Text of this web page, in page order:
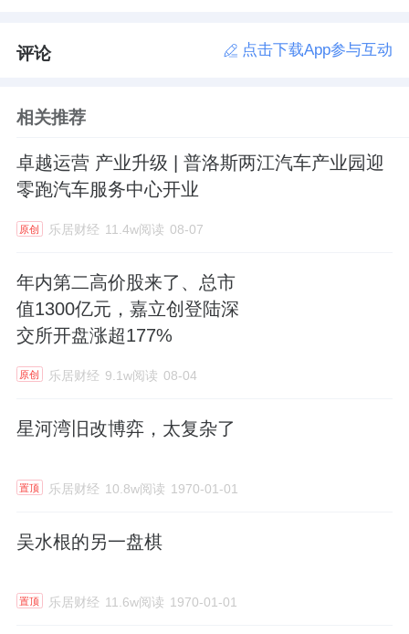
评论 点击下载App参与互动
相关推荐
卓越运营 产业升级 | 普洛斯两江汽车产业园迎
零跑汽车服务中心开业
原创 乐居财经 11.4w阅读 08-07
年内第二高价股来了、总市
值1300亿元，嘉立创登陆深
交所开盘涨超177%
原创 乐居财经 9.1w阅读 08-04
星河湾旧改博弈，太复杂了
置顶 乐居财经 10.8w阅读 1970-01-01
吴水根的另一盘棋
置顶 乐居财经 11.6w阅读 1970-01-01